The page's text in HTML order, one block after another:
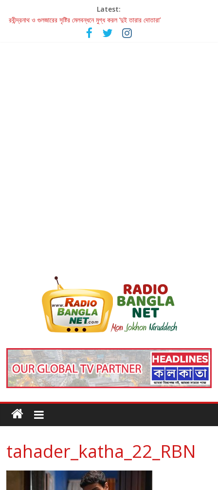
Latest:
রবীন্দ্রনাথ ও গুলজারের সৃষ্টির মেলবন্ধনে মুগ্ধ করল ‘দুই তারার দোতারা’
কলের গান থেকে রীলস্ — বাঙালির গান শোনার বিবর্তনের গল্প
জগন্নাথমঙ্গলম্ — বাংলায় প্রথমবার মঞ্চে এবার রথযাত্রার উদযাপন
tahader_katha_22_RBN